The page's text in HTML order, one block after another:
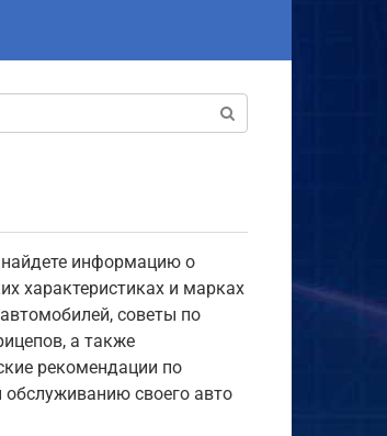
информацию о
характеристиках и марках
советы по
а также
рекомендации по
обслуживанию своего авто